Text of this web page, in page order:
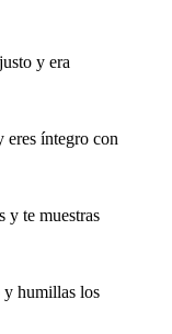
y era
eres íntegro con
y te muestras
y humillas los